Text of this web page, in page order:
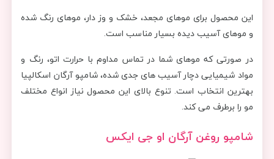
این محصول برای موهای مجعد، خشک و وز دار، موهای رنگ شده
و موهای آسیب دیده بسیار مناسب است.
در صورتی که موهای شما در تماس مداوم با حرارت اتو، رنگ و
مواد شیمیایی دچار آسیب های جدی شده، شامپو آرگان اسکالپیا
بهترین انتخاب است. تنوع بالای این محصول نیاز انواع مختلف
مو را برطرف می کند.
شامپو روغن آرگان او جی ایکس